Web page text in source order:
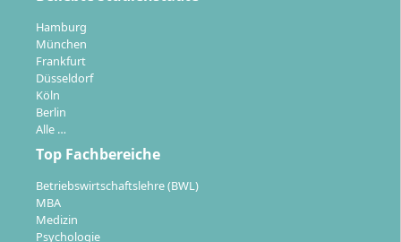
Absolventinnen und Absolventen des Studiengangs
Verfahrenstechnik stehen vielfältige berufliche
Perspektiven offen. Die Ausbildung qualifiziert dich für
Tätigkeiten in zahlreichen Branchen und bereitet auf
den direkten Berufseinstieg oder ein weiterführendes
Masterstudium vor.
Ingenieurinnen und Ingenieure in
Produktionsprozessen: Planung, Konstruktion und
Überwachung von Anlagen in Chemie, Pharma,
Hamburg
München
Frankfurt
Düsseldorf
Köln
Berlin
Alle …
Top Fachbereiche
Betriebswirtschaftslehre (BWL)
MBA
Medizin
Psychologie